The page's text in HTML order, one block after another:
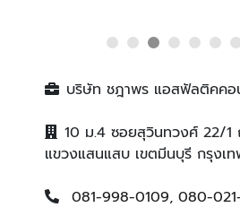
บริษัท ชฎาพร แอสฟัลติคคอ
10 ม.4 ซอยสุวินทวงศ์ 22/1
แขวงแสนแสบ เขตมีนบุรี กรุงเ
081-998-0109, 080-